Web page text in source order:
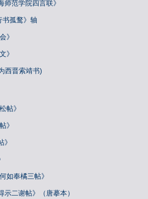
范学院四言联》
孤鹜》轴
》
》
西晋索靖书)
帖》
》
如奉橘三帖》
示二谢帖》（唐摹本）